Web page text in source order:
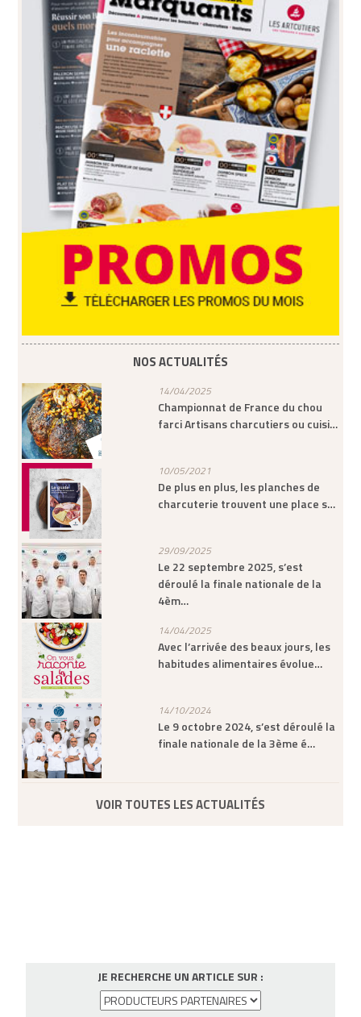
NOS ACTUALITÉS
14/04/2025
Championnat de France du chou
farci Artisans charcutiers ou cuisi…
10/05/2021
De plus en plus, les planches de
charcuterie trouvent une place s…
29/09/2025
Le 22 septembre 2025, s’est
déroulé la finale nationale de la
4èm…
14/04/2025
Avec l’arrivée des beaux jours, les
habitudes alimentaires évolue…
14/10/2024
Le 9 octobre 2024, s’est déroulé la
finale nationale de la 3ème é…
VOIR TOUTES LES ACTUALITÉS
JE RECHERCHE UN ARTICLE SUR :